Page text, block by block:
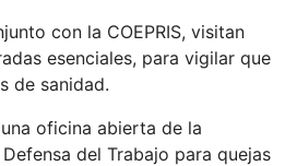
con la COEPRIS, visitan
esenciales, para vigilar que
de sanidad.
oficina abierta de la
del Trabajo para quejas